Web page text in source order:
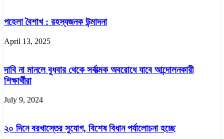
পহেলা বৈশাখ : রহস্যজনক উন্মাদনা
April 13, 2025
দাবি না মানলে বুধবার থেকে সর্বাত্মক অবরোধে যাবে আন্দোলনকারী
শিক্ষার্থীরা
July 9, 2024
২০ দিনে বরখাস্তের সুযোগ, বিশেষ বিধান পর্যালোচনা হচ্ছে